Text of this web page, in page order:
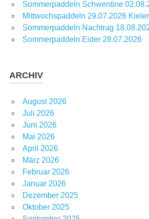
Sommerpaddeln Schwentine
Mittwochspaddeln 29.07.2026
Sommerpaddeln Nachtrag
Sommerpaddeln Eider 28.07.2026
ARCHIV
August 2026
Juli 2026
Juni 2026
Mai 2026
April 2026
März 2026
Februar 2026
Januar 2026
Dezember 2025
Oktober 2025